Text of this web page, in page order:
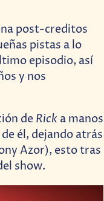
post-creditos
pistas a lo
episodio, así
y nos
de Rick a manos
él, dejando atrás
Azor), esto tras
show.